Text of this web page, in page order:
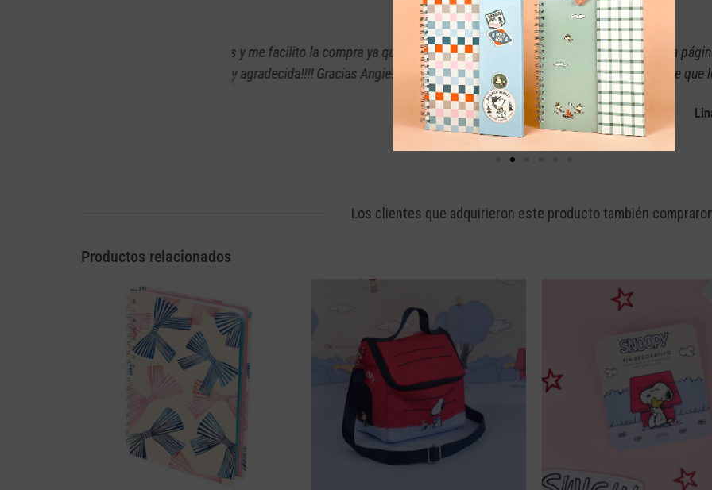
Anteriormente había comprado en la misma página y tenía la confianza y seguridad
bien y en excelente calidad, además de que los productos que manejan me
Lina Pasquel
Los clientes que adquirieron este producto también
Productos relacionados